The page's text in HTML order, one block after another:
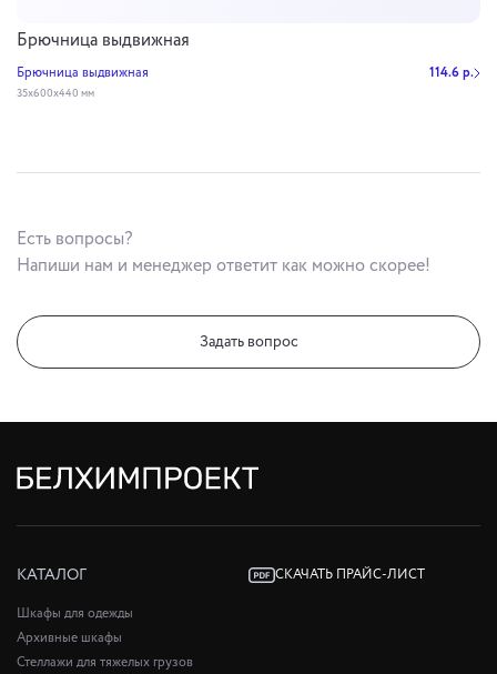
Брючница выдвижная
Брючница выдвижная 114.6 р.
35х600х440 мм
Есть вопросы?
Напиши нам и менеджер ответит как можно скорее!
Задать вопрос
КАТАЛОГ СКАЧАТЬ ПРАЙС-ЛИСТ
Шкафы для одежды
Архивные шкафы
Стеллажи для тяжелых грузов